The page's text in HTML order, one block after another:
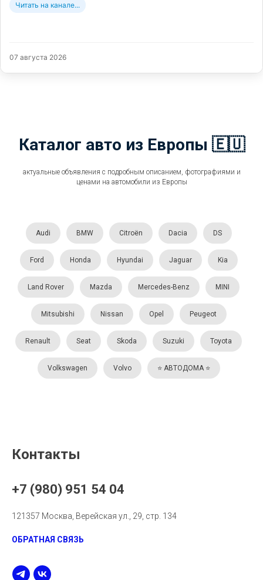
Читать на канале...
07 августа 2026
Каталог авто из Европы 🇪🇺
актуальные объявления с подробным описанием, фотографиями и
ценами на автомобили из Европы
Audi BMW Citroën Dacia DS
Ford Honda Hyundai Jaguar Kia
Land Rover Mazda Mercedes-Benz MINI
Mitsubishi Nissan Opel Peugeot
Renault Seat Skoda Suzuki Toyota
Volkswagen Volvo ⭐️ АВТОДОМА ⭐️
Контакты
+7 (980) 951 54 04
121357 Москва, Верейская ул., 29, стр. 134
ОБРАТНАЯ СВЯЗЬ